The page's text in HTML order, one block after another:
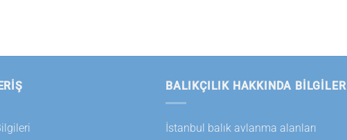
BALIKÇILIK HAKKINDA BILGILER
İstanbul balık avlanma alanları